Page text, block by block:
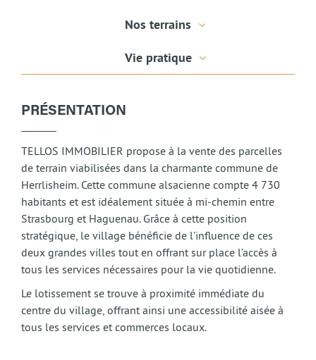
Nos terrains
Vie pratique
PRÉSENTATION
TELLOS IMMOBILIER propose à la vente des parcelles
de terrain viabilisées dans la charmante commune de
Herrlisheim. Cette commune alsacienne compte 4 730
habitants et est idéalement située à mi-chemin entre
Strasbourg et Haguenau. Grâce à cette position
stratégique, le village bénéficie de l’influence de ces
deux grandes villes tout en offrant sur place l’accès à
tous les services nécessaires pour la vie quotidienne.
Le lotissement se trouve à proximité immédiate du
centre du village, offrant ainsi une accessibilité aisée à
tous les services et commerces locaux.